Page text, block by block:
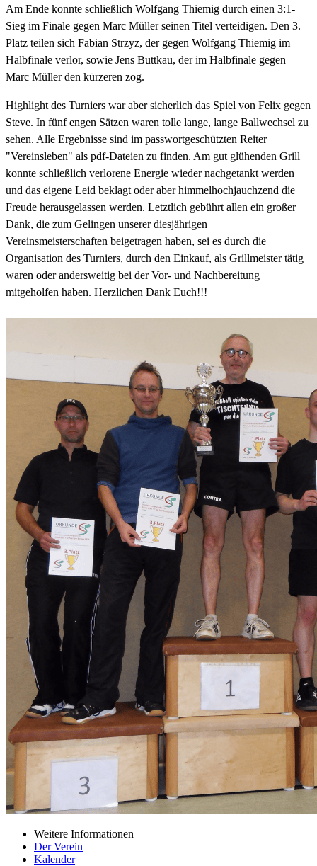
Am Ende konnte schließlich Wolfgang Thiemig durch einen 3:1-
Sieg im Finale gegen Marc Müller seinen Titel verteidigen. Den 3.
Platz teilen sich Fabian Strzyz, der gegen Wolfgang Thiemig im
Halbfinale verlor, sowie Jens Buttkau, der im Halbfinale gegen
Marc Müller den kürzeren zog.
Highlight des Turniers war aber sicherlich das Spiel von Felix gegen
Steve. In fünf engen Sätzen waren tolle lange, lange Ballwechsel zu
sehen. Alle Ergebnisse sind im passwortgeschützten Reiter
"Vereinsleben" als pdf-Dateien zu finden. Am gut glühenden Grill
konnte schließlich verlorene Energie wieder nachgetankt werden
und das eigene Leid beklagt oder aber himmelhochjauchzend die
Freude herausgelassen werden. Letztlich gebührt allen ein großer
Dank, die zum Gelingen unserer diesjährigen
Vereinsmeisterschaften beigetragen haben, sei es durch die
Organisation des Turniers, durch den Einkauf, als Grillmeister tätig
waren oder andersweitig bei der Vor- und Nachbereitung
mitgeholfen haben. Herzlichen Dank Euch!!!
Weitere Informationen
Der Verein
Kalender